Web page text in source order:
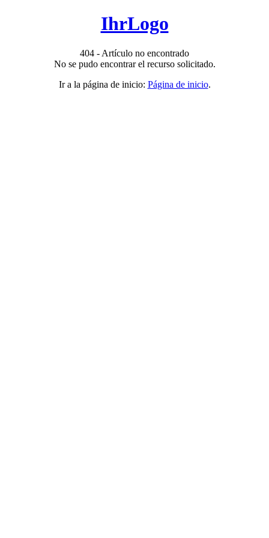
IhrLogo
404 - Artículo no encontrado
No se pudo encontrar el recurso solicitado.
Ir a la página de inicio: Página de inicio.